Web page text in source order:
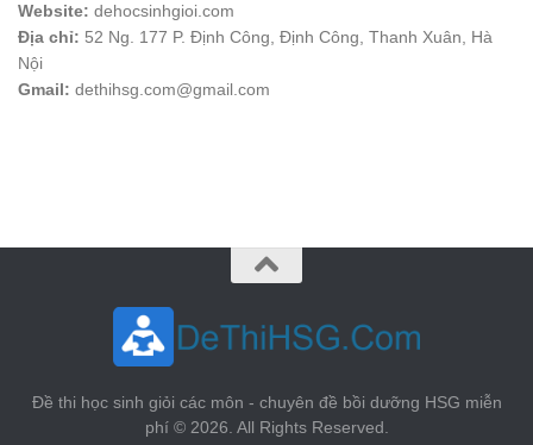
Website: dehocsinhgioi.com
Địa chỉ: 52 Ng. 177 P. Định Công, Định Công, Thanh Xuân, Hà
Nội
Gmail: dethihsg.com@gmail.com
Đề thi học sinh giỏi các môn - chuyên đề bồi dưỡng HSG miễn
phí © 2026. All Rights Reserved.